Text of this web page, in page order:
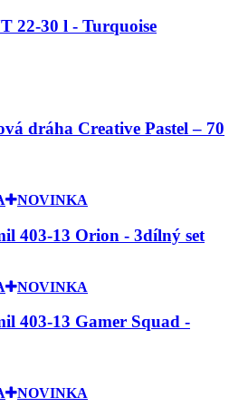
22-30 l - Turquoise
dráha Creative Pastel – 70
NOVINKA
403-13 Orion - 3dílný set
NOVINKA
403-13 Gamer Squad -
NOVINKA